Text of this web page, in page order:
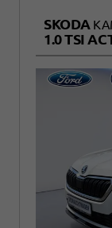
SKODA
1.0 TSI